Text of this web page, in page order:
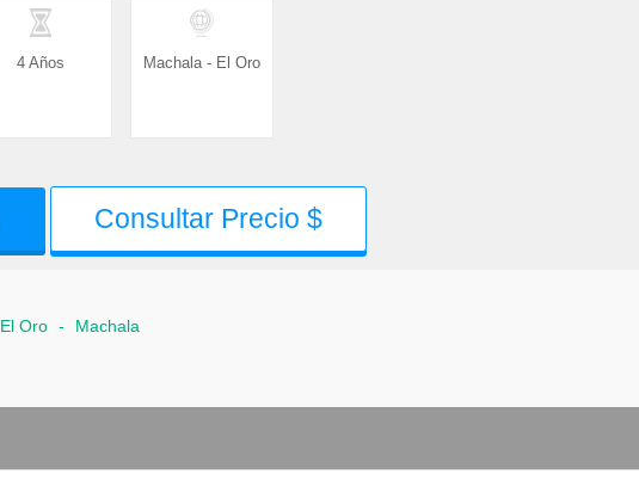
4 Años Machala - El Oro
Consultar Precio $
El Oro - Machala